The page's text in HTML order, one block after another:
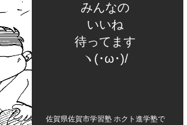
みんなの
いいね
待ってます
ヽ(･ω･)/
佐賀県佐賀市学習塾 ホクト進学塾で